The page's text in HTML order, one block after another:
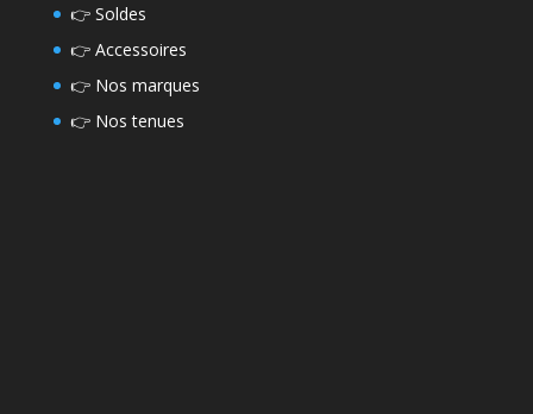
👉 Soldes
👉 Accessoires
👉 Nos marques
👉 Nos tenues